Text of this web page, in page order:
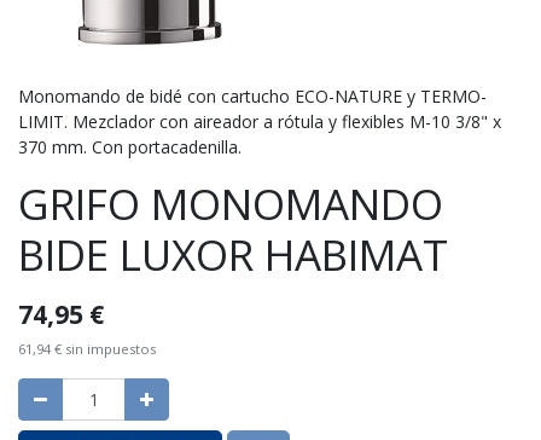
Monomando de bidé con cartucho ECO-NATURE y TERMO-
LIMIT. Mezclador con aireador a rótula y flexibles M-10 3/8" x
370 mm. Con portacadenilla.
GRIFO MONOMANDO
BIDE LUXOR HABIMAT
74,95 €
61,94 € sin impuestos